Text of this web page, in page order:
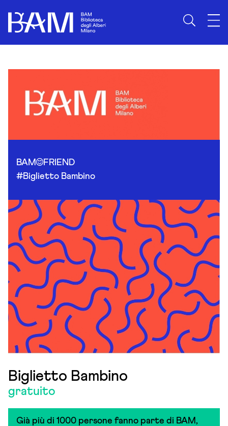
BAM
FRIEND
#Biglietto Bambino
Biglietto Bambino
gratuito
Già più di 1000 persone fanno parte di BAM,